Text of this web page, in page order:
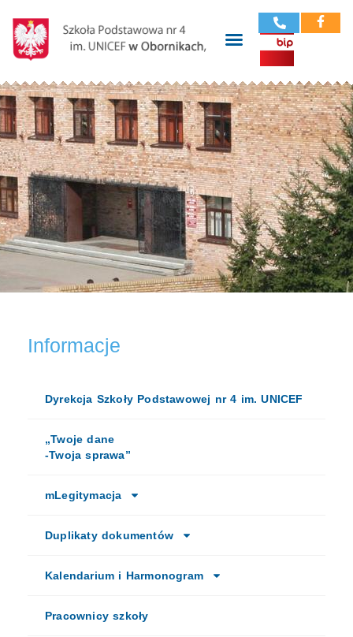
Informacje
Dyrekcja Szkoły Podstawowej nr 4 im. UNICEF
„Twoje dane
-Twoja sprawa”
mLegitymacja
Duplikaty dokumentów
Kalendarium i Harmonogram
Pracownicy szkoły